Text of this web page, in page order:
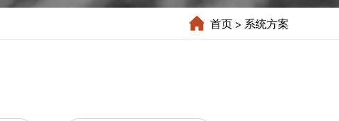
首页 > 系统方案